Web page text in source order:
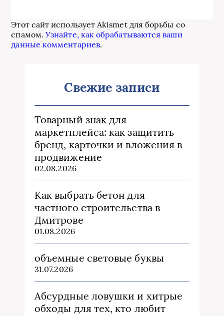
Этот сайт использует Akismet для борьбы со
спамом.Узнайте, как обрабатываются ваши
данные комментариев.
Свежие записи
Товарный знак для
маркетплейса: как защитить
бренд, карточки и вложения в
продвижение
02.08.2026
Как выбрать бетон для
частного строительства в
Дмитрове
01.08.2026
объемные световые буквы
31.07.2026
Абсурдные ловушки и хитрые
обходы для тех, кто любит